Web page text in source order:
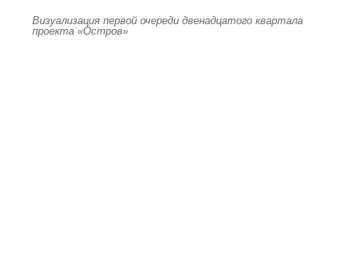
Визуализация первой очереди двенадцатого квартала
проекта «Остров»